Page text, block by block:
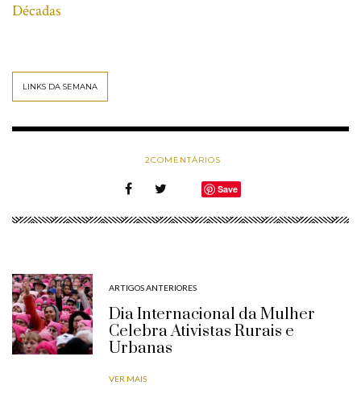
Décadas
LINKS DA SEMANA
2COMENTÁRIOS
Save
ARTIGOS ANTERIORES
Dia Internacional da Mulher
Celebra Ativistas Rurais e
Urbanas
VER MAIS